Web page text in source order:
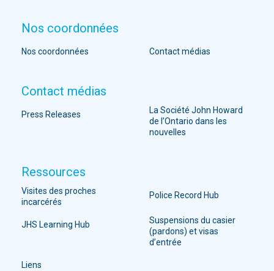
Nos coordonnées
Nos coordonnées Contact médias
Contact médias
Press Releases
La Société John Howard
de l’Ontario dans les
nouvelles
Ressources
Visites des proches
incarcérés
Police Record Hub
JHS Learning Hub
Suspensions du casier
(pardons) et visas
d’entrée
Liens